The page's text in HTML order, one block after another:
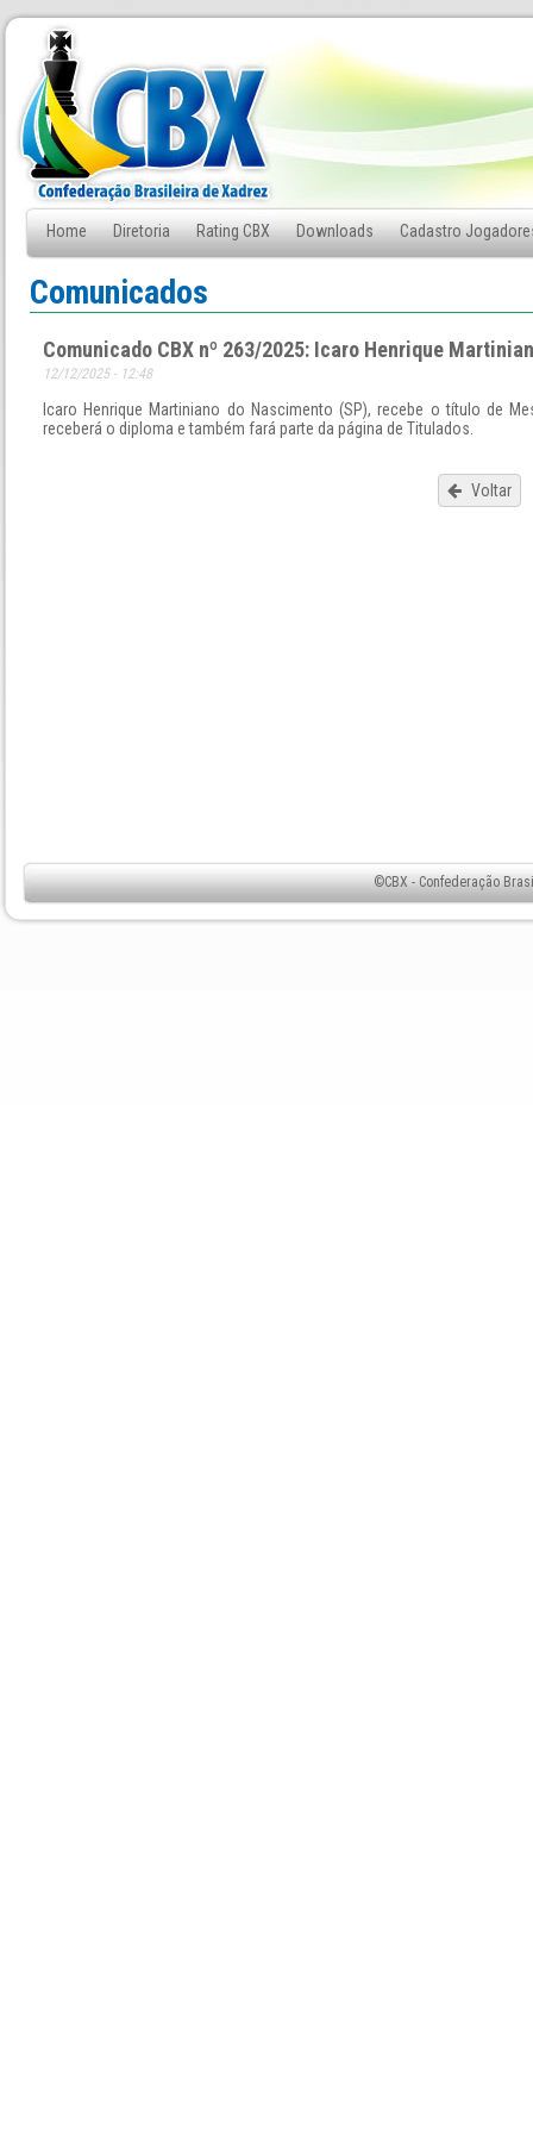
Home Diretoria Rating CBX Downloads Cadastro
Fale Conosco
Comunicados
Comunicado CBX nº 263/2025: Icaro Henrique
12/12/2025 - 12:48
Icaro Henrique Martiniano do Nascimento (SP), recebe o título de
receberá o diploma e também fará parte da página de Titulados.
Voltar
©CBX - Confederação